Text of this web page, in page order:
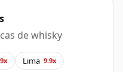
de whisky
Lima 9.9x